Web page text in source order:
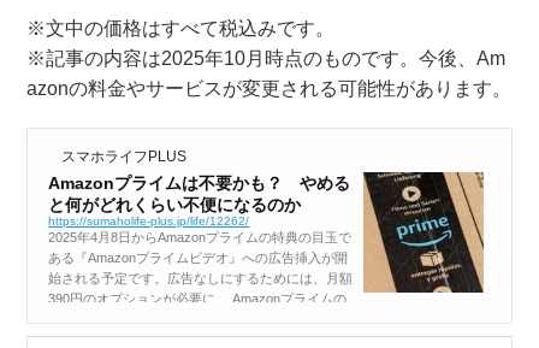
※文中の価格はすべて税込みです。
※記事の内容は2025年10月時点のものです。今後、Am
azonの料金やサービスが変更される可能性があります。
スマホライフPLUS
Amazonプライムは不要かも？ やめる
と何がどれくらい不便になるのか
https://sumaholife-plus.jp/life/12262/
2025年4月8日からAmazonプライムの特典の目玉で
ある『Amazonプライムビデオ』への広告挿入が開
始される予定です。広告なしにするためには、月額
390円のオプションが必要に。 Amazonプライムの
をプラスする...